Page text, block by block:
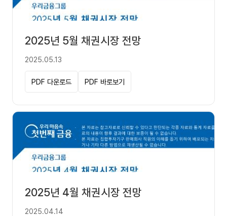
2025년 5월 채권시장 전망
2025.05.13
PDF 다운로드 PDF 바로보기
2025년 4월 채권시장 전망
2025.04.14